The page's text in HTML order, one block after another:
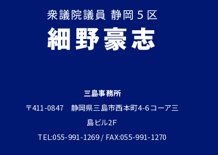
三島事務所
〒411-0847 静岡県三島市西本町4-6 コーア三
島ビル2Ｆ
TEL:055-991-1269 / FAX:055-991-1270